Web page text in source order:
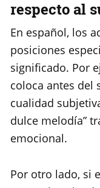
respecto al
En español, los
posiciones
significado. Por
coloca antes del
cualidad
dulce melodía”
emocional.
Por otro lado, si